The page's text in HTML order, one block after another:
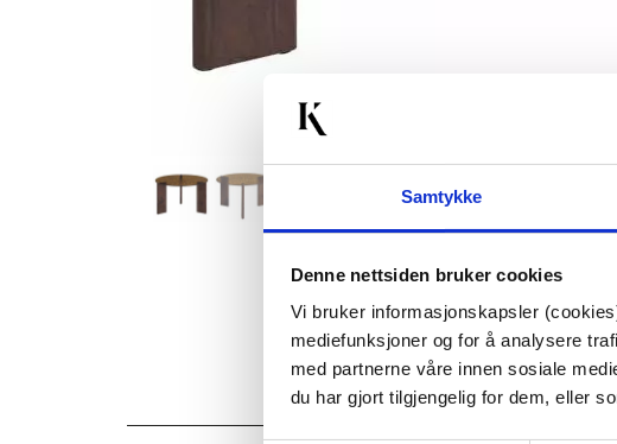
Samtykke
Denne nettsiden bruker cookies
Vi bruker informasjonskapsler
mediefunksjoner og for å analysere
med partnerne våre innen sosiale
du har gjort tilgjengelig for dem, eller